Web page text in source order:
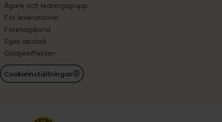
Ägare och ledningsgrupp
För leverantörer
Företagskund
Eget apotek
Glädjeeffekten
Cookieinställningar